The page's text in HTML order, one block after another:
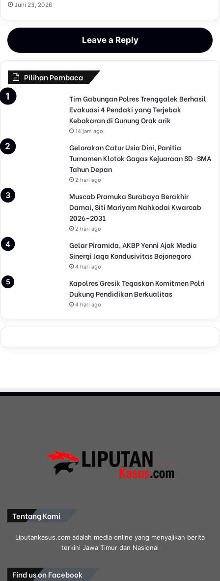
Juni 23, 2026
Leave a Reply
Pilihan Pembaca
Tim Gabungan Polres Trenggalek Berhasil
Evakuasi 4 Pendaki yang Terjebak
Kebakaran di Gunung Orak arik
14 jam ago
Gelorakan Catur Usia Dini, Panitia
Turnamen Klotok Gagas Kejuaraan SD-SMA
Tahun Depan
2 hari ago
Muscab Pramuka Surabaya Berakhir
Damai, Siti Mariyam Nahkodai Kwarcab
2026–2031
2 hari ago
Gelar Piramida, AKBP Yenni Ajak Media
Sinergi Jaga Kondusivitas Bojonegoro
4 hari ago
Kapolres Gresik Tegaskan Komitmen Polri
Dukung Pendidikan Berkualitas
4 hari ago
Tentang Kami
Liputankasus.com adalah media online yang menyajikan berita
terkini Jawa Timur dan Nasional
Find us on Facebook